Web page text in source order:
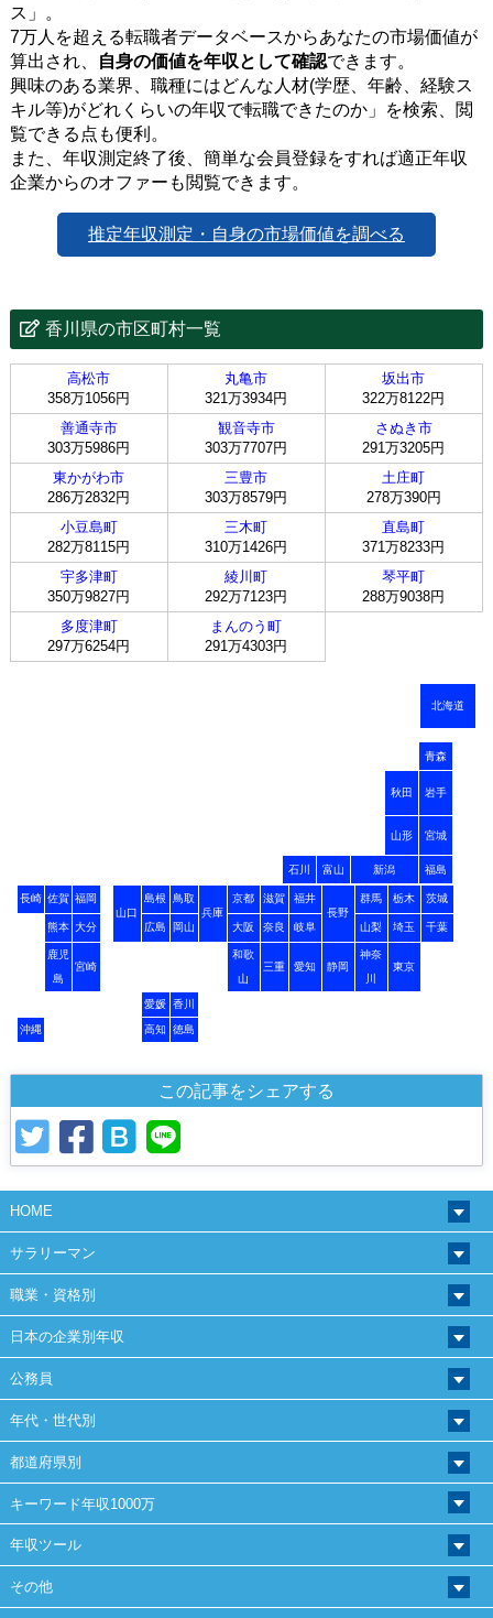
ス」。
7万人を超える転職者データベースからあなたの市場価値が
算出され、
自身の価値を年収として確認できます。
興味のある業界、職種にはどんな人材(学歴、年齢、経験ス
キル等)がどれくらいの年収で転職できたのか」を検索、閲
覧できる点も便利。
また、年収測定終了後、簡単な会員登録をすれば適正年収
企業からのオファーも閲覧できます。
推定年収測定・自身の市場価値を調べる
香川県の市区町村一覧
高松市
358万1056円
丸亀市
321万3934円
坂出市
322万8122円
善通寺市
303万5986円
観音寺市
303万7707円
さぬき市
291万3205円
東かがわ市
286万2832円
三豊市
303万8579円
土庄町
278万390円
小豆島町
282万8115円
三木町
310万1426円
直島町
371万8233円
宇多津町
350万9827円
綾川町
292万7123円
琴平町
288万9038円
多度津町
297万6254円
まんのう町
291万4303円
北海道
青森
秋田 岩手
山形 宮城
石川 富山 新潟 福島
長崎 佐賀 福岡
山口
島根
鳥取
兵庫
京都 滋賀
福井
長野
群馬 栃木 茨城
熊本 大分 広島 岡山 大阪 奈良 岐阜 山梨 埼玉 千葉
鹿児
島
宮崎
和歌
山
三重 愛知 静岡
神奈
川
東京
愛媛 香川
沖縄 高知 徳島
この記事をシェアする
HOME
サラリーマン
職業・資格別
日本の企業別年収
公務員
年代・世代別
都道府県別
キーワード年収1000万
年収ツール
その他